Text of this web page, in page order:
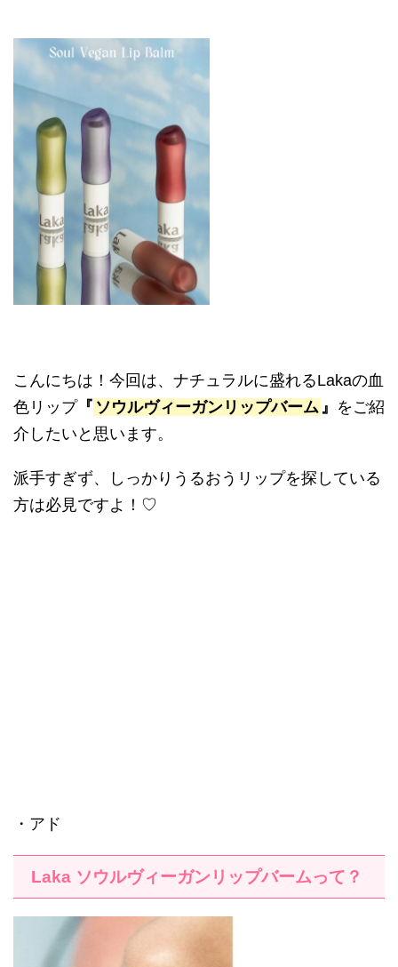
こんにちは！今回は、ナチュラルに盛れるLakaの血
色リップ『 ソウルヴィーガンリップバーム 』 をご紹
介したいと思います。
派手すぎず、しっかりうるおうリップを探している
方は必見ですよ！ ♡
・アド
Laka ソウルヴィーガンリップバームって？